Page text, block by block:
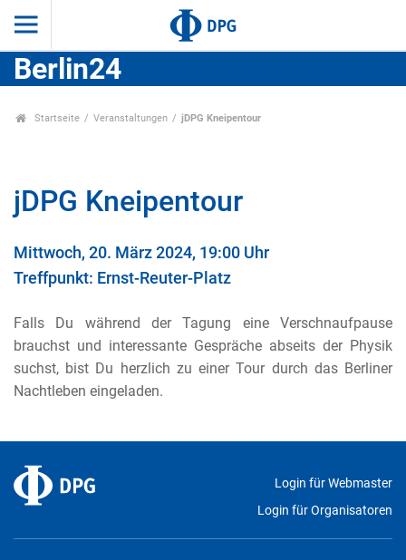
Berlin24
Startseite Veranstaltungen jDPG Kneipentour
jDPG Kneipentour
Mittwoch, 20. März 2024, 19:00 Uhr
Treffpunkt: Ernst-Reuter-Platz
Falls Du während der Tagung eine Verschnaufpause
brauchst und interessante Gespräche abseits der Physik
suchst, bist Du herzlich zu einer Tour durch das Berliner
Nachtleben eingeladen.
Login für Webmaster
Login für Organisatoren